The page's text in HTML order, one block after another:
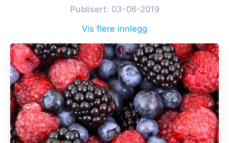
Eksamenshjelp
Bli privatlærer
Publisert: 03-06-2019
Vis flere innlegg